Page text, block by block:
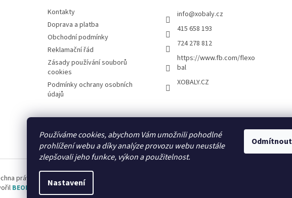
Používáme cookies, abychom Vám umožnili pohodlné
prohlížení webu a díky analýze provozu webu neustále
zlepšovali jeho funkce, výkon a použitelnost.
Nastavení
Odmítnout
Kontakty
Doprava a platba
Obchodní podmínky
Reklamační řád
Zásady používání souborů
cookies
Podmínky ochrany osobních
údajů
info@xobaly.cz
415 658 193
724 278 812
https://www.fb.com/flexo
bal
XOBALY.CZ
FLEXOBAL KATRIN
práva vyhrazena.
BEOM.cz